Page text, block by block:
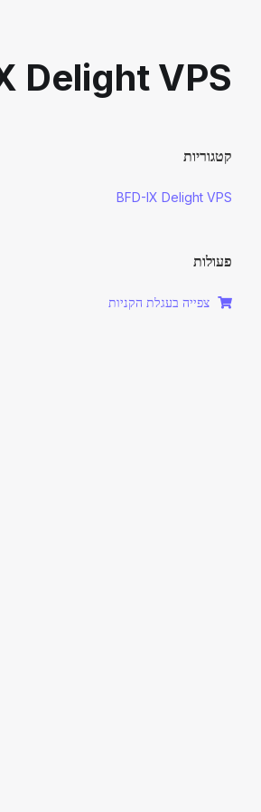
Delight VPS
קטגוריות
BFD-IX Delight VPS
פעולות
צפייה בעגלת הקניות